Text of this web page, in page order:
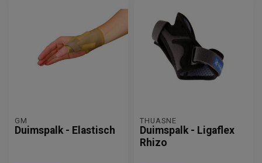
GM
Duimspalk - Elastisch
THUASNE
Duimspalk - Ligaflex
Rhizo